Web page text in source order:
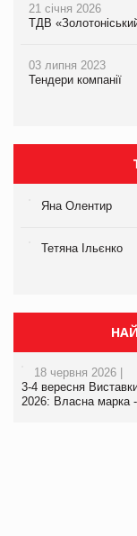
21 січня 2026
ТДВ
03 липня 2023
Тендери компанії
Яна Олентир
Тетяна Ільєнко
18 червня 2026 |
3-4 вересня
2026: Власна марка